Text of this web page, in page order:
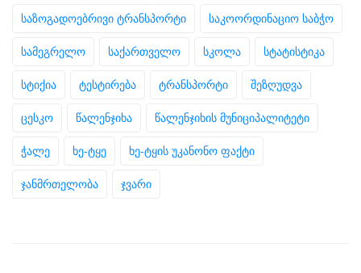
საზოგადოებრივი ტრანსპორტი საკოორდინაციო საბჭო
სამეგრელო საქართველო სკოლა სტატისტიკა
სტიქია ტესტირება ტრანსპორტი შეზღუდვა
ცესკო წალენჯიხა წალენჯიხის მუნიციპალიტეტი
ჭალე ხე-ტყე ხე-ტყის უკანონო ფაქტი
ჯანმრთელობა ჯვარი